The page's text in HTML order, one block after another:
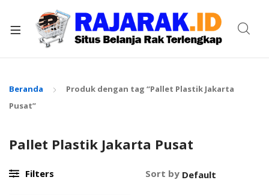
Beranda
Produk dengan tag “Pallet Plastik Jakarta
Pusat”
Pallet Plastik Jakarta Pusat
Filters Sort by